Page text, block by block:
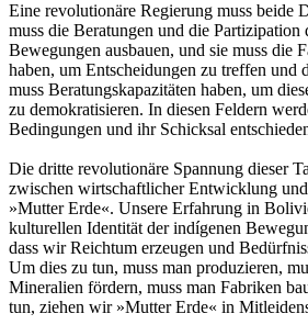
Eine revolutionäre Regierung muss beide
muss die Beratungen und die Partizipation
Bewegungen ausbauen, und sie muss die
haben, um Entscheidungen zu treffen und
muss Beratungskapazitäten haben, um
zu demokratisieren. In diesen Feldern
Bedingungen und ihr Schicksal
Die dritte revolutionäre Spannung dieser
zwischen wirtschaftlicher Entwicklung
»Mutter Erde«. Unsere Erfahrung in
kulturellen Identität der indígenen
dass wir Reichtum erzeugen und
Um dies zu tun, muss man produzieren,
Mineralien fördern, muss man Fabriken
tun, ziehen wir »Mutter Erde« in